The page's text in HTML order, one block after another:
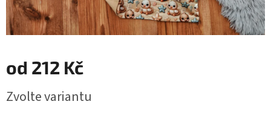
od 212 Kč
cena:
Zvolte variantu